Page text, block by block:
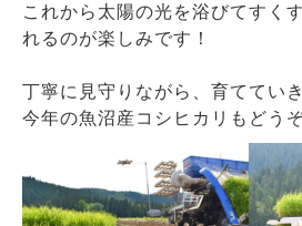
これから太陽の光を浴びてすく
れるのが楽しみです！
丁寧に見守りながら、育ててい
今年の魚沼産コシヒカリもどう